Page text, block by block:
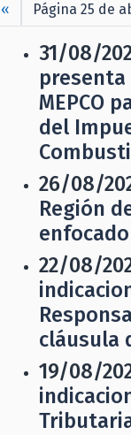
« Página 25 de
31/08/
presenta
MEPCO
del
26/08/
Región
22/08/
cláusula
19/08/